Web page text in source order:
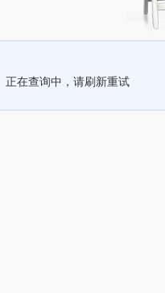
正在查询中，请刷新重试